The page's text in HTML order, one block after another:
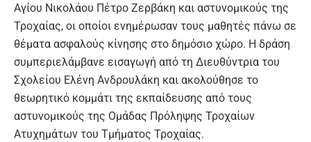
Αγίου Νικολάου Πέτρο Ζερβάκη και αστυνομικούς της
Τροχαίας, οι οποίοι ενημέρωσαν τους μαθητές πάνω σε
θέματα ασφαλούς κίνησης στο δημόσιο χώρο. Η δράση
συμπεριελάμβανε εισαγωγή από τη Διευθύντρια του
Σχολείου Ελένη Ανδρουλάκη και ακολούθησε το
θεωρητικό κομμάτι της εκπαίδευσης από τους
αστυνομικούς της Ομάδας Πρόληψης Τροχαίων
Ατυχημάτων του Τμήματος Τροχαίας.